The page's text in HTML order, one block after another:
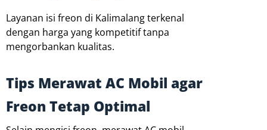
Layanan isi freon di Kalimalang terkenal
dengan harga yang kompetitif tanpa
mengorbankan kualitas.
Tips Merawat AC Mobil agar
Freon Tetap Optimal